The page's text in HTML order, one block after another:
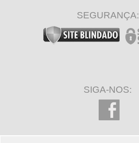
SEGURANÇA:
SIGA-NOS: